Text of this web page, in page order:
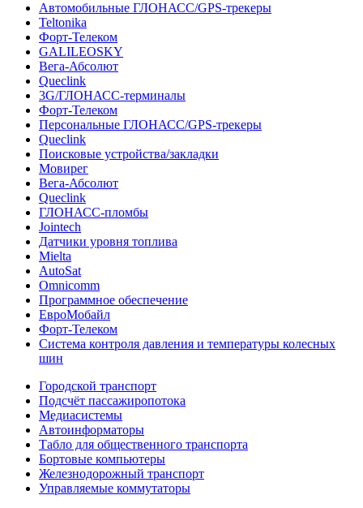
Автомобильные ГЛОНАСС/GPS-трекеры
Teltonika
Форт-Телеком
GALILEOSKY
Вега-Абсолют
Queclink
3G/ГЛОНАСС-терминалы
Форт-Телеком
Персональные ГЛОНАСС/GPS-трекеры
Queclink
Поисковые устройства/закладки
Мовирег
Вега-Абсолют
Queclink
ГЛОНАСС-пломбы
Jointech
Датчики уровня топлива
Mielta
AutoSat
Omnicomm
Программное обеспечение
ЕвроМобайл
Форт-Телеком
Система контроля давления и температуры колесных
шин
Городской транспорт
Подсчёт пассажиропотока
Медиасистемы
Автоинформаторы
Табло для общественного транспорта
Бортовые компьютеры
Железнодорожный транспорт
Управляемые коммутаторы